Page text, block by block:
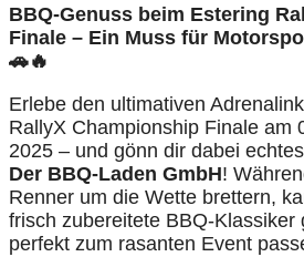
BBQ-Genuss beim Estering
Finale – Ein Muss für
🚗🔥
Erlebe den ultimativen
RallyX Championship Finale am
2025 – und gönn dir dabei
Der BBQ-Laden GmbH!
Renner um die Wette brettern,
frisch zubereitete BBQ-Klassiker
perfekt zum rasanten Event